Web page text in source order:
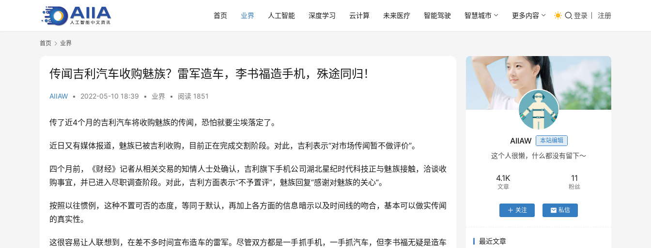
首页 业界 人工智能 深度学习 云计算 未来医疗 智能驾驶 智慧城市 更多内容 登录 注册
首页 业界
传闻吉利汽车收购魅族？雷军造车，李书福造手机，殊途同归！
AIIAW • 2022-05-10 18:39 • 业界 • 阅读 1851
传了近4个月的吉利汽车将收购魅族的传闻，恐怕就要尘埃落定了。
近日又有媒体报道，魅族已被吉利收购，目前正在完成交割阶段。对此，吉利表示“对市场传闻暂不做评价”。
四个月前，《财经》记者从相关交易的知情人士处确认，吉利旗下手机公司湖北星纪时代科技正与魅族接触，洽谈收
购事宜，并已进入尽职调查阶段。对此，吉利方面表示“不予置评”，魅族回复“感谢对魅族的关心”。
按照以往惯例，这种不置可否的态度，等同于默认，再加上各方面的信息暗示以及时间线的吻合，基本可以做实传闻
的真实性。
这很容易让人联想到，在差不多时间宣布造车的雷军。尽管双方都是一手抓手机，一手抓汽车，但李书福无疑是造车
AIIAW 本站编辑
这个人很懒，什么都没有留下～
4.1K
文章
11
粉丝
关注 私信
最近文章